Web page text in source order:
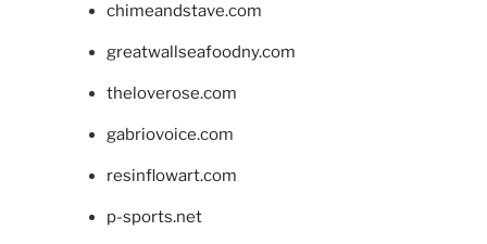
chimeandstave.com
greatwallseafoodny.com
theloverose.com
gabriovoice.com
resinflowart.com
p-sports.net